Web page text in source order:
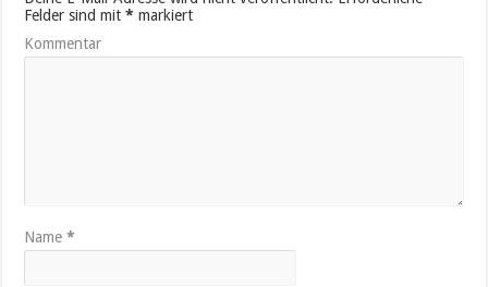
Felder sind mit* markiert
Kommentar
Name*